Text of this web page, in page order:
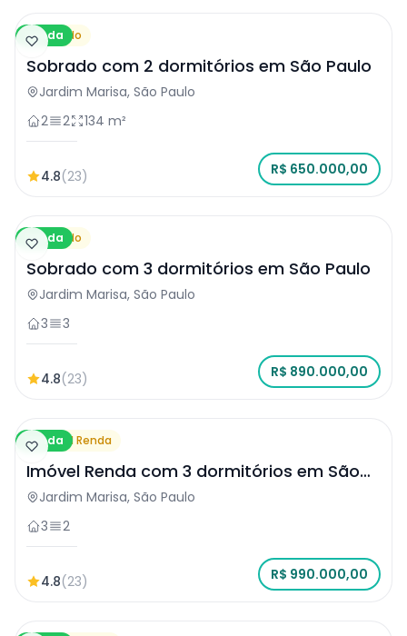
Venda
Sobrado
Sobrado com 2 dormitórios em São Paulo
Jardim Marisa, São Paulo
2
2 134 m²
4.8(23) R$ 650.000,00
Venda
Sobrado
Sobrado com 3 dormitórios em São Paulo
Jardim Marisa, São Paulo
3
3
4.8(23) R$ 890.000,00
Venda
Imóvel Renda
Imóvel Renda com 3 dormitórios em São
Paulo
Jardim Marisa, São Paulo
3
2
4.8(23) R$ 990.000,00